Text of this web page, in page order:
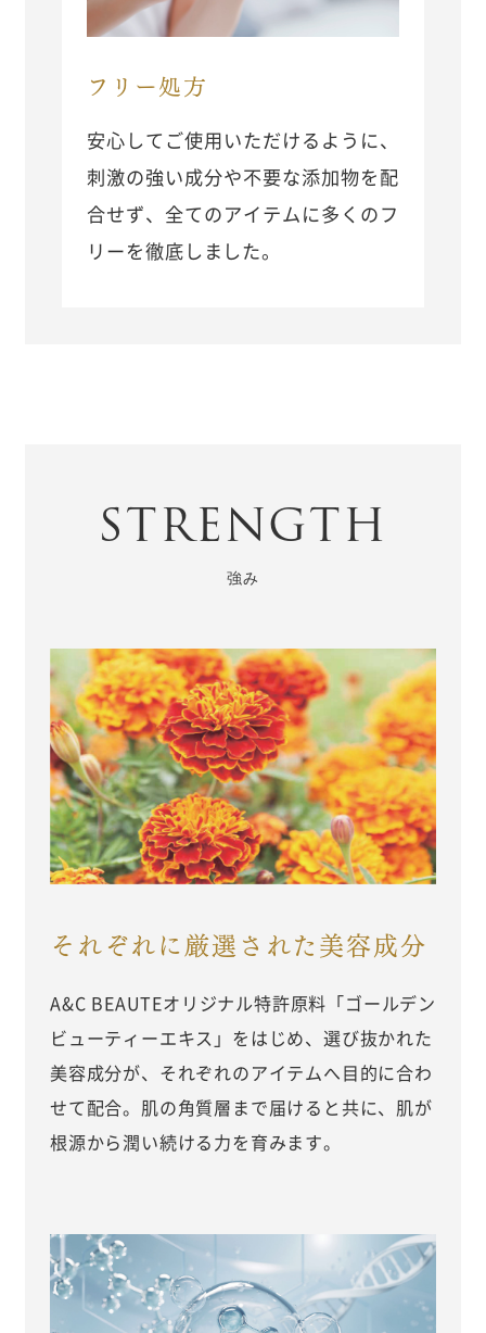
フリー処方
安心してご使用いただけるように、
刺激の強い成分や不要な添加物を配
合せず、全てのアイテムに多くのフ
リーを徹底しました。
STRENGTH
それぞれに厳選された美容成分
A&C BEAUTEオリジナル特許原料「ゴールデン
ビューティーエキス」をはじめ、選び抜かれた
美容成分が、それぞれのアイテムへ目的に合わ
せて配合。肌の角質層まで届けると共に、肌が
根源から潤い続ける力を育みます。